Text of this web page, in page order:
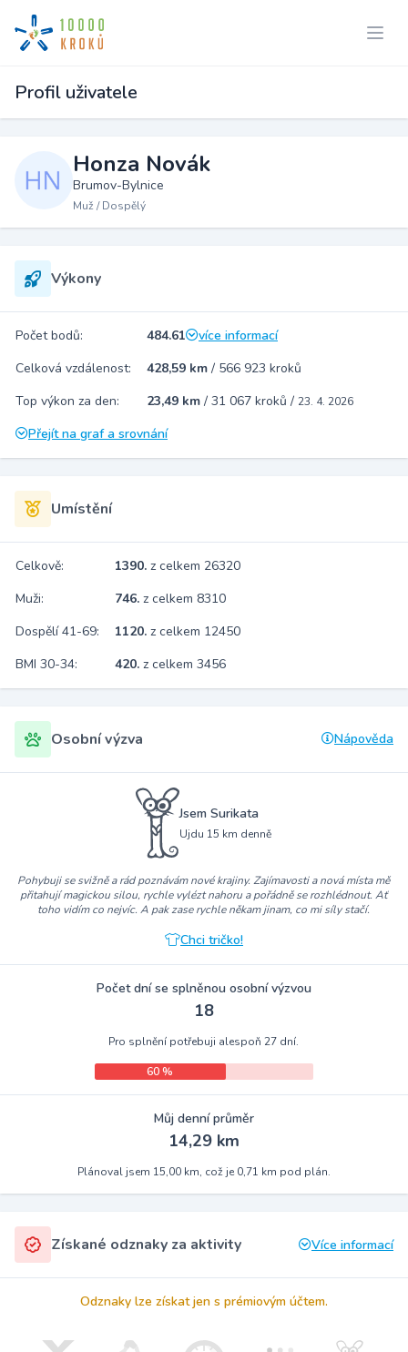
Profil uživatele
Honza Novák
Brumov-Bylnice
Muž / Dospělý
Výkony
Počet bodů: 484.61
více informací
Celková vzdálenost:
428,59 km / 566 923 kroků
Top výkon za den:
23,49 km / 31 067 kroků / 23. 4. 2026
Přejít na graf a srovnání
Umístění
Celkově: 1390. z celkem 26320
Muži:
746. z celkem 8310
Dospělí 41-69:
1120. z celkem 12450
BMI 30-34:
420. z celkem 3456
Osobní výzva Nápověda
Jsem Surikata
Ujdu 15 km denně
Pohybuji se svižně a rád poznávám nové krajiny. Zajímavosti a nová místa mě
přitahují magickou silou, rychle vylézt nahoru a pořádně se rozhlédnout. Ať
toho vidím co nejvíc. A pak zase rychle někam jinam, co mi síly stačí.
Chci tričko!
Počet dní se splněnou osobní výzvou
18
Pro splnění potřebuji alespoň 27 dní.
60 %
Můj denní průměr
14,29 km
Plánoval jsem 15,00 km, což je 0,71 km pod plán.
Získané odznaky za aktivity Více informací
Odznaky lze získat jen s prémiovým účtem.